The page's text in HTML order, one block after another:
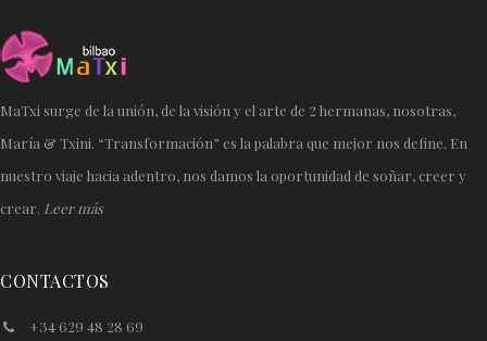
MaTxi surge de la unión, de la visión y el arte de 2 hermanas, nosotras,
María & Txini. “Transformación” es la palabra que mejor nos define. En
nuestro viaje hacia adentro, nos damos la oportunidad de soñar, creer y
crear. Leer más
CONTACTOS
+34 629 48 28 69